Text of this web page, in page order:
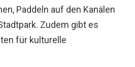
Paddeln auf den Kanälen
Zudem gibt es
für kulturelle